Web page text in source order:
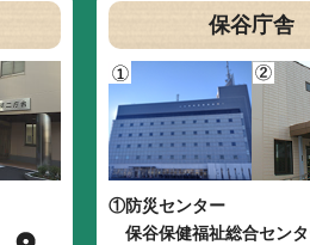
保谷庁舎
①防災センター
保谷保健福祉総合セン